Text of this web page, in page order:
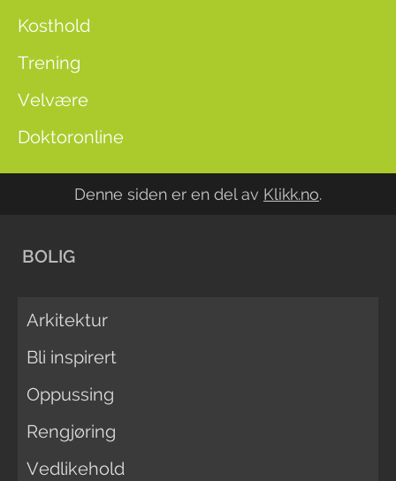
Kosthold
Trening
Velvære
Doktoronline
Denne siden er en del av Klikk.no.
BOLIG
Arkitektur
Bli inspirert
Oppussing
Rengjøring
Vedlikehold